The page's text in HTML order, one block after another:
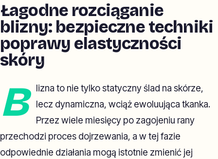
Łagodne rozciąganie
blizny: bezpieczne techniki
poprawy elastyczności
skóry
B
lizna to nie tylko statyczny ślad na skórze,
lecz dynamiczna, wciąż ewoluująca tkanka.
Przez wiele miesięcy po zagojeniu rany
przechodzi proces dojrzewania, a w tej fazie
odpowiednie działania mogą istotnie zmienić jej